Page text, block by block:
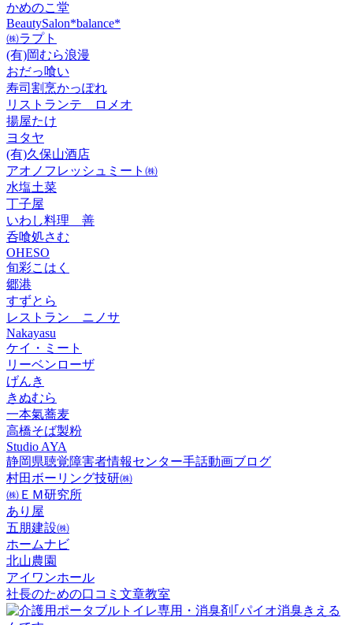
かめのこ堂
BeautySalon*balance*
㈱ラプト
(有)岡むら浪漫
おだっ喰い
寿司割烹かっぽれ
リストランテ ロメオ
揚屋たけ
ヨタヤ
(有)久保山酒店
アオノフレッシュミート㈱
水塩土菜
丁子屋
いわし料理 善
呑喰処さむ
OHESO
旬彩こはく
郷港
すずとら
レストラン ニノサ
Nakayasu
ケイ・ミート
リーベンローザ
げんき
きぬむら
一本氣蕎麦
高橋そば製粉
Studio AYA
静岡県聴覚障害者情報センター手話動画ブログ
村田ボーリング技研㈱
㈱ＥＭ研究所
あり屋
五朋建設㈱
ホームナビ
北山農園
アイワンホール
社長のための口コミ文章教室